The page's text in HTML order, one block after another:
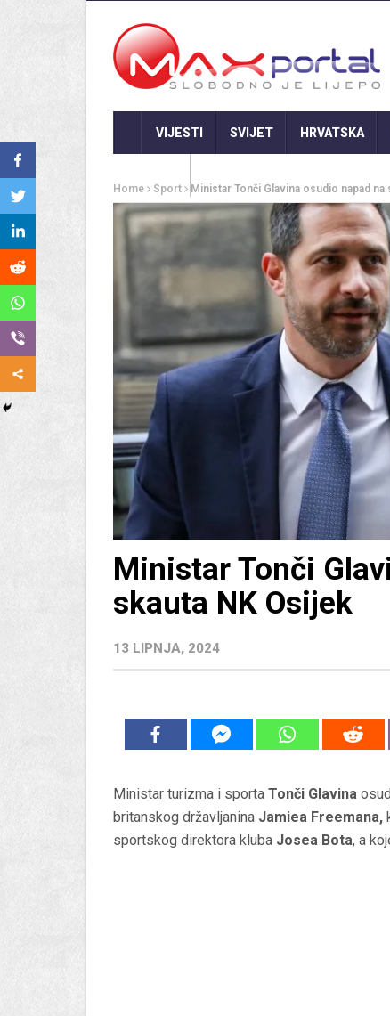
VIJESTI SVIJET HRVATSKA
Home Sport Ministar Tonči Glavina osudio napad na
Ministar Tonči
skauta NK Osijek
13 LIPNJA, 2024
Ministar turizma i sporta Tonči Glavina
britanskog državljanina Jamiea Freemana,
sportskog direktora kluba Josea Bota, a